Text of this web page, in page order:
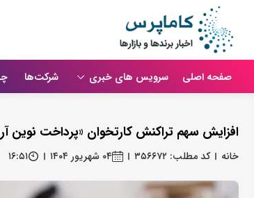
صفحه اصلی سرویس های خبری شرکت‌ها
افزایش سهم تراکنش کارتخوان «پرداخت نوین
خانه کد مطلب: ۳۵۶۶۷۲ ۰۴ شهریور ۱۴۰۴ ۱۶:۵۱